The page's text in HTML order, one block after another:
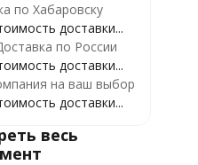
по Хабаровску
доставки...
по России
доставки...
на ваш выбор
доставки...
весь